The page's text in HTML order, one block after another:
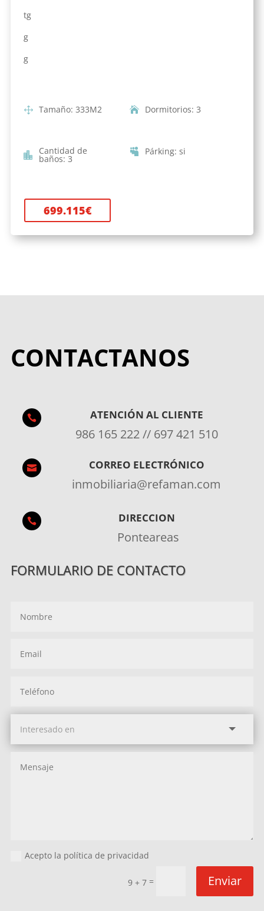
tg
g
g
Tamaño: 333M2 Dormitorios: 3
Cantidad de
baños: 3
Párking: si
699.115€
CONTACTANOS
 ATENCIÓN AL CLIENTE
986 165 222 // 697 421 510
 CORREO ELECTRÓNICO
inmobiliaria@refaman.com
 DIRECCION
Ponteareas
FORMULARIO DE CONTACTO
Acepto la política de privacidad
9 + 7 = Enviar